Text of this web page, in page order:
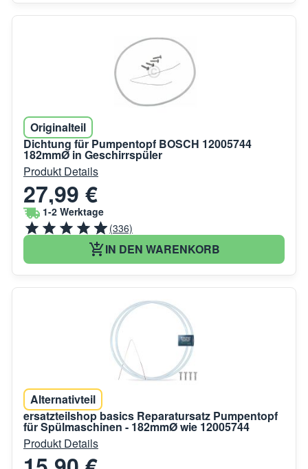
Originalteil
Dichtung für Pumpentopf BOSCH 12005744
182mmØ in Geschirrspüler
Produkt Details
27,99 €
1-2 Werktage
(336)
IN DEN WARENKORB
Alternativteil
ersatzteilshop basics Reparatursatz Pumpentopf
für Spülmaschinen - 182mmØ wie 12005744
Produkt Details